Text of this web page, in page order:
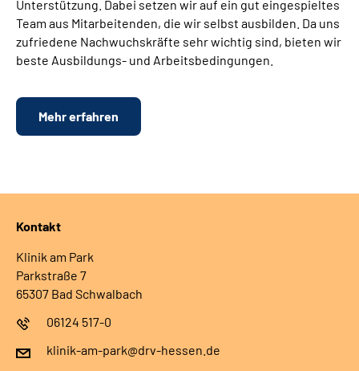
Unterstützung. Dabei setzen wir auf ein gut eingespieltes
Team aus Mitarbeitenden, die wir selbst ausbilden. Da uns
zufriedene Nachwuchskräfte sehr wichtig sind, bieten wir
beste Ausbildungs- und Arbeitsbedingungen.
Mehr erfahren
Kontakt
Klinik am Park
Parkstraße 7
65307 Bad Schwalbach
06124 517-0
klinik-am-park@drv-hessen.de